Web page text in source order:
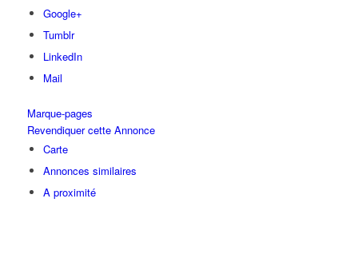
Google+
Tumblr
LinkedIn
Mail
Marque-pages
Revendiquer cette Annonce
Carte
Annonces similaires
A proximité